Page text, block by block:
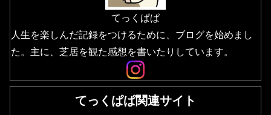
てっくぱぱ
人生を楽しんだ記録をつけるために、ブログを始めまし
た。主に、芝居を観た感想を書いたりしています。
てっくぱぱ関連サイト